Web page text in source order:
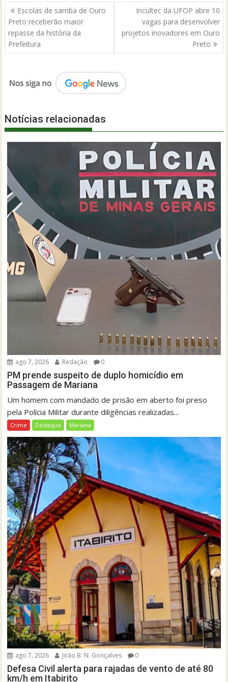
Navegação
de
Post
Escolas de samba de Ouro
Preto receberão maior
repasse da história da
Prefeitura
Incultec da UFOP abre 10
vagas para desenvolver
projetos inovadores em Ouro
Preto
Notícias relacionadas
ago 7, 2026 Redação 0
PM prende suspeito de duplo homicídio em
Passagem de Mariana
Um homem com mandado de prisão em aberto foi preso
pela Polícia Militar durante diligências realizadas...
Crime Destaque Mariana
ago 7, 2026 João B. N. Gonçalves 0
Defesa Civil alerta para rajadas de vento de até 80
km/h em Itabirito